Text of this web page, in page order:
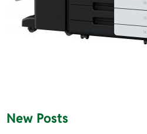
New Posts